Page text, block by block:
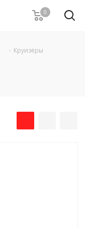
0
- Круизёры